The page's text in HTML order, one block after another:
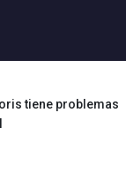
tiene problemas